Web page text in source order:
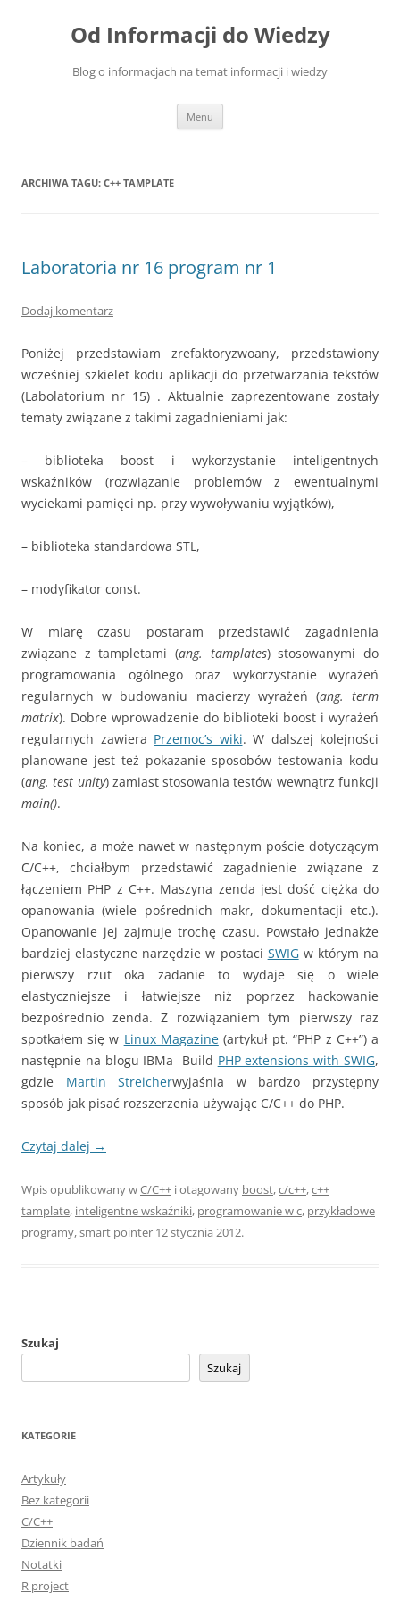
Od Informacji do Wiedzy
Blog o informacjach na temat informacji i wiedzy
Menu
ARCHIWA TAGU: C++ TAMPLATE
Laboratoria nr 16 program nr 1
Dodaj komentarz
Poniżej przedstawiam zrefaktoryzwoany, przedstawiony
wcześniej szkielet kodu aplikacji do przetwarzania tekstów
(Labolatorium nr 15) . Aktualnie zaprezentowane zostały
tematy związane z takimi zagadnieniami jak:
– biblioteka boost i wykorzystanie inteligentnych
wskaźników (rozwiązanie problemów z ewentualnymi
wyciekami pamięci np. przy wywoływaniu wyjątków),
– biblioteka standardowa STL,
– modyfikator const.
W miarę czasu postaram przedstawić zagadnienia
związane z tampletami (ang. tamplates) stosowanymi do
programowania ogólnego oraz wykorzystanie wyrażeń
regularnych w budowaniu macierzy wyrażeń (ang. term
matrix). Dobre wprowadzenie do biblioteki boost i wyrażeń
regularnych zawiera Przemoc’s wiki. W dalszej kolejności
planowane jest też pokazanie sposobów testowania kodu
(ang. test unity) zamiast stosowania testów wewnątrz funkcji
main().
Na koniec, a może nawet w następnym poście dotyczącym
C/C++, chciałbym przedstawić zagadnienie związane z
łączeniem PHP z C++. Maszyna zenda jest dość ciężka do
opanowania (wiele pośrednich makr, dokumentacji etc.).
Opanowanie jej zajmuje trochę czasu. Powstało jednakże
bardziej elastyczne narzędzie w postaci SWIGw którym na
pierwszy rzut oka zadanie to wydaje się o wiele
elastyczniejsze i łatwiejsze niż poprzez hackowanie
bezpośrednio zenda. Z rozwiązaniem tym pierwszy raz
spotkałem się w Linux Magazine(artykuł pt. “PHP z C++”) a
następnie na blogu IBMa Build PHP extensions with SWIG,
gdzie Martin Streicherwyjaśnia w bardzo przystępny
sposób jak pisać rozszerzenia używając C/C++ do PHP.
Czytaj dalej →
Wpis opublikowany wC/C++ i otagowany boost,c/c++,c++
tamplate, inteligentne wskaźniki, programowanie w c, przykładowe
programy,smart pointer 12 stycznia 2012.
Szukaj
Szukaj
KATEGORIE
Artykuły
Bez kategorii
C/C++
Dziennik badań
Notatki
R project